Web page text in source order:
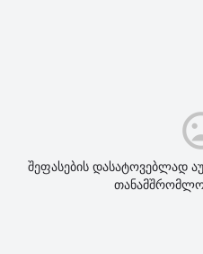
შეფასების დასატოვებლად